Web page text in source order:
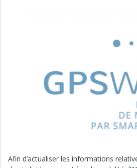
Afin d’actualiser les informations